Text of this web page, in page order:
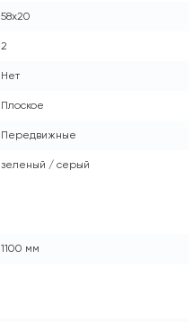
58x20
2
Нет
Плоское
Передвижные
зеленый / серый
1100 мм